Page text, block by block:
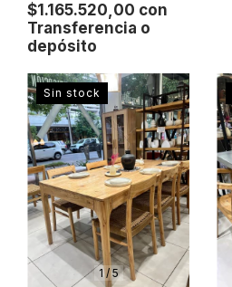
$1.165.520,00 con
Transferencia o
depósito
1/5
Sin stock